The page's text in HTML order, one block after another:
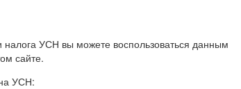
налога УСН вы можете воспользоваться данным
сайте.
УСН: